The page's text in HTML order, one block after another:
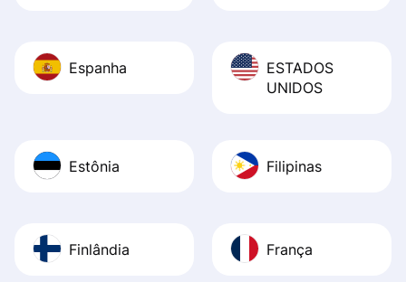
Espanha
ESTADOS
UNIDOS
Estônia Filipinas
Finlândia França